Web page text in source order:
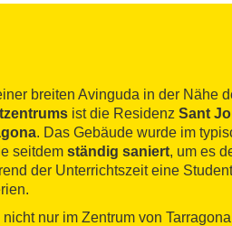
breiten Avinguda in der Nähe
ist die Residenz Sant
. Das Gebäude wurde im
seitdem ständig saniert, um es
der Unterrichtszeit eine
nur im Zentrum von